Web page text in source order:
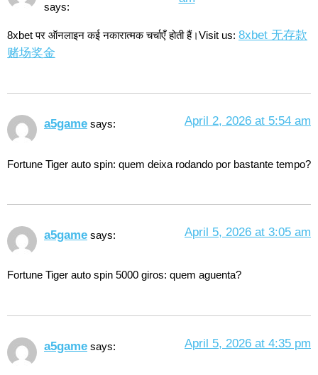
says:
8xbet पर ऑनलाइन कई नकारात्मक चर्चाएँ होती हैं।Visit us: 8xbet 无存款
赌场奖金
a5game says: April 2, 2026 at 5:54 am
Fortune Tiger auto spin: quem deixa rodando por bastante tempo?
a5game says: April 5, 2026 at 3:05 am
Fortune Tiger auto spin 5000 giros: quem aguenta?
a5game says: April 5, 2026 at 4:35 pm